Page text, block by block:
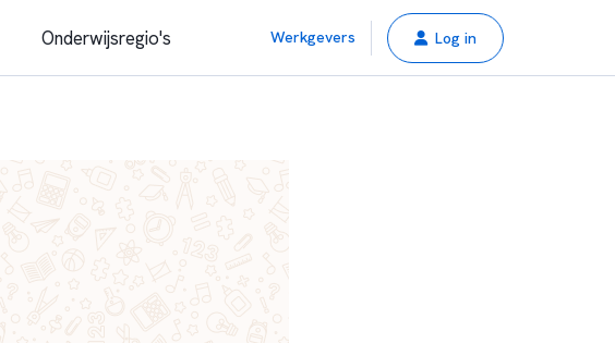
Onderwijsregio's Werkgevers Log in